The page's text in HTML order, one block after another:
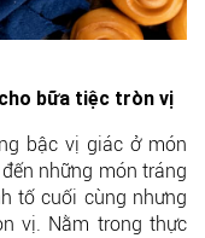
bữa tiệc tròn vị
bậc vị giác ở món
những món tráng
tố cuối cùng nhưng
vị. Nằm trong thực